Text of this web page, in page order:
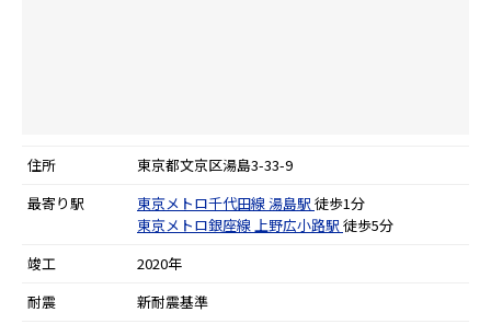
住所
東京都文京区湯島3-33-9
最寄り駅
東京メトロ千代田線湯島駅 徒歩1分
東京メトロ銀座線 上野広小路駅 徒歩5分
竣工
2020年
耐震
新耐震基準